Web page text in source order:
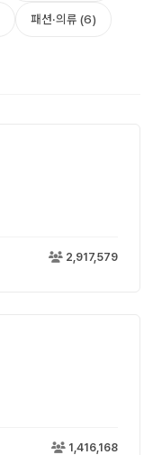
패션·의류 (6)
2,917,579
1,416,168